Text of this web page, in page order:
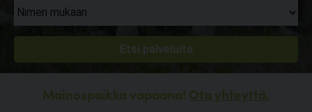
Mainospaikka vapaana! Ota yhteyttä.